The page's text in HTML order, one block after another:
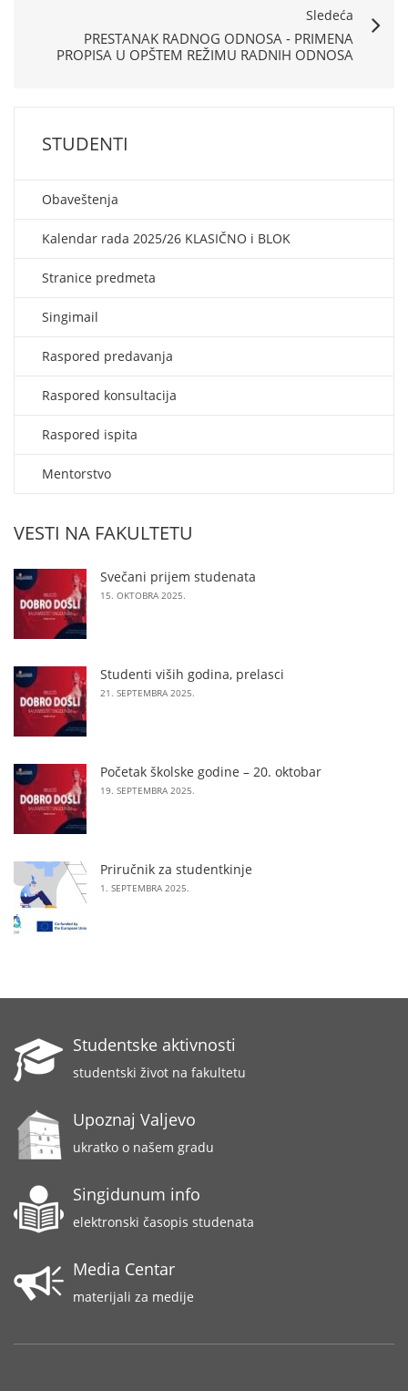
Sledeća
PRESTANAK RADNOG ODNOSA - PRIMENA
PROPISA U OPŠTEM REŽIMU RADNIH ODNOSA
STUDENTI
Obaveštenja
Kalendar rada 2025/26 KLASIČNO i BLOK
Stranice predmeta
Singimail
Raspored predavanja
Raspored konsultacija
Raspored ispita
Mentorstvo
VESTI NA FAKULTETU
Svečani prijem studenata
15. OKTOBRA 2025.
Studenti viših godina, prelasci
21. SEPTEMBRA 2025.
Početak školske godine – 20. oktobar
19. SEPTEMBRA 2025.
Priručnik za studentkinje
1. SEPTEMBRA 2025.
Studentske aktivnosti
studentski život na fakultetu
Upoznaj Valjevo
ukratko o našem gradu
Singidunum info
elektronski časopis studenata
Media Centar
materijali za medije